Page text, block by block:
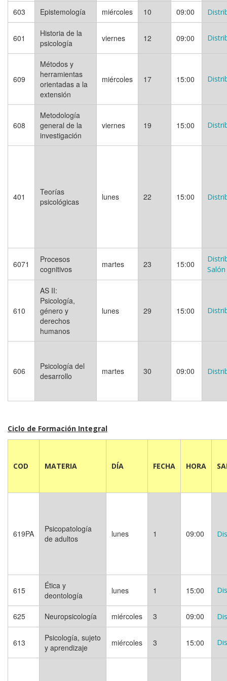
603 Epistemología miércoles 10 09:00
601
Historia de la
psicología
viernes 12 09:00
609
Métodos y
herramientas
orientadas a la
extensión
miércoles 17 15:00
608
Metodología
general de la
investigación
viernes 19 15:00
401
Teorías
psicológicas
lunes 22 15:00
6071
Procesos
cognitivos
martes 23 15:00
Salón
610
AS II:
Psicología,
género y
derechos
humanos
lunes 29 15:00
606
Psicología del
desarrollo
martes 30 09:00
Ciclo de Formación Integral
COD MATERIA DÍA FECHA HORA
619PA
Psicopatología
de adultos
lunes 1 09:00
615
Ética y
deontología
lunes 1 15:00
625 Neuropsicología miércoles 3 09:00
613
Psicología, sujeto
y aprendizaje
miércoles 3 15:00